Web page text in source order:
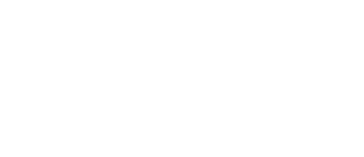
de Lleida en Lleida TV: Música, recuerdos y comunidad DJ